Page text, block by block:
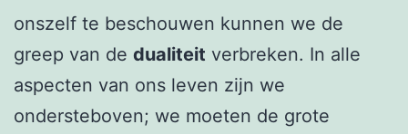
onszelf te beschouwen kunnen we de
greep van de dualiteit verbreken. In alle
aspecten van ons leven zijn we
ondersteboven; we moeten de grote